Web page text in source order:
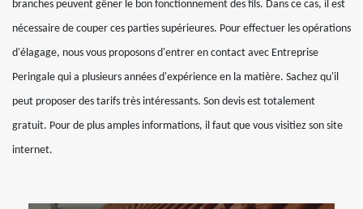
branches peuvent gêner le bon fonctionnement des fils. Dans ce cas, il est
nécessaire de couper ces parties supérieures. Pour effectuer les opérations
d'élagage, nous vous proposons d'entrer en contact avec Entreprise
Peringale qui a plusieurs années d'expérience en la matière. Sachez qu'il
peut proposer des tarifs très intéressants. Son devis est totalement
gratuit. Pour de plus amples informations, il faut que vous visitiez son site
internet.